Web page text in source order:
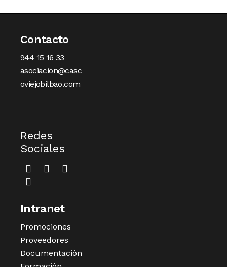
Contacto
944 15 16 33
asociacion@casc
oviejobilbao.com
Redes
Sociales
Intranet
Promociones
Proveedores
Documentación